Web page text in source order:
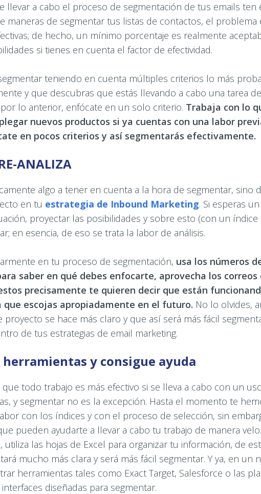
llevar a cabo el proceso de segmentación de tus emails ten
maneras de segmentar tus listas de contactos, el
de hecho, un mínimo porcentaje es realmente
si tienes en cuenta el factor de efectividad.
teniendo en cuenta múltiples criterios lo más
y que descubras que estás llevando a cabo una tarea
lo anterior, enfócate en un solo criterio. Trabaja con lo
nuevos productos si ya cuentas con una labor
en pocos criterios y así segmentarás efectivamente.
ANALIZA
algo a tener en cuenta a la hora de segmentar, sino
en tu estrategia de Inbound Marketing. Si esperas
proyectar las posibilidades y sobre esto (con un índice
en esencia, de eso se trata la labor de análisis.
en tu proceso de segmentación, usa los números
saber en qué debes enfocarte, aprovecha los correos
precisamente te quieren decir que están
que escojas apropiadamente en el futuro. No lo olvides,
proyecto se hace más claro y que así será más fácil
de tus estrategias de email marketing.
y consigue ayuda
que todo trabajo es más efectivo si se lleva a cabo con un
y segmentar no es la excepción. Hasta el momento te
con los índices y con el proceso de selección, sin
pueden ayudarte a llevar a cabo tu trabajo de manera
utiliza las hojas de Excel para organizar tu información, de
mucho más clara y será más fácil segmentar. Y ya, en un
herramientas tales como Exact Target, Salesforce o las
diseñadas para segmentar.